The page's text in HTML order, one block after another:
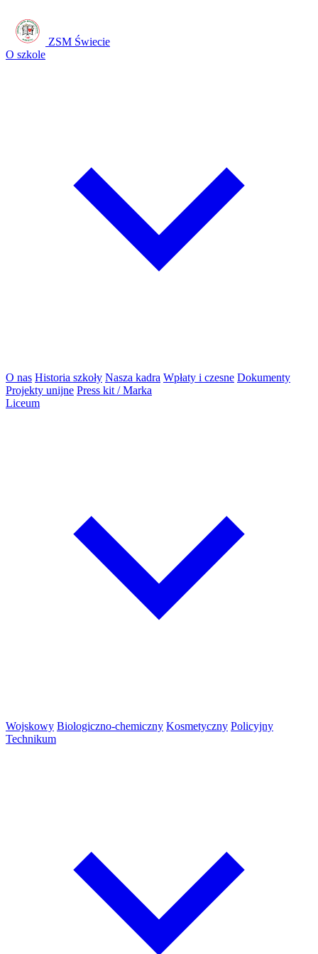
ZSM Świecie
O szkole
O nas Historia szkoły Nasza kadra Wpłaty i czesne Dokumenty
Projekty unijne Press kit / Marka
Liceum
Wojskowy Biologiczno-chemiczny Kosmetyczny Policyjny
Technikum